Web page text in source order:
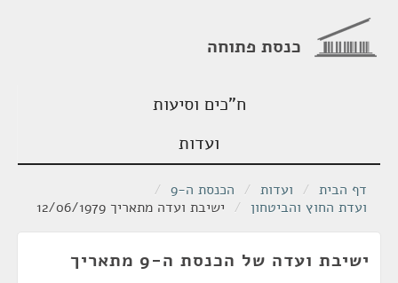
כנסת פתוחה
ח"כים וסיעות
ועדות
דף הבית / ועדות / הכנסת ה-9
/
ועדת החוץ והביטחון / ישיבת ועדה מתאריך 12/06/1979
ישיבת ועדה של הכנסת ה-9 מתאריך